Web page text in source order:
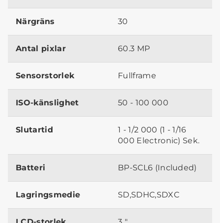
Närgräns 30
Antal pixlar 60.3 MP
Sensorstorlek Fullframe
ISO-känslighet 50 - 100 000
Slutartid
1 - 1/2 000 (1 - 1/16
000 Electronic) Sek.
Batteri BP-SCL6 (Included)
Lagringsmedie SD,SDHC,SDXC